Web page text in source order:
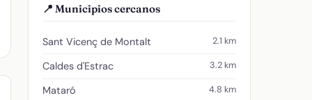
📍 Municipios cercanos
Sant Vicenç de Montalt 2.1 km
Caldes d'Estrac 3.2 km
Mataró 4.8 km